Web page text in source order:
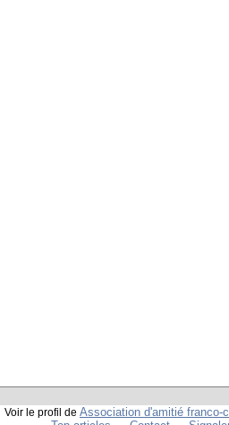
Voir le profil de Association d'amitié franco-